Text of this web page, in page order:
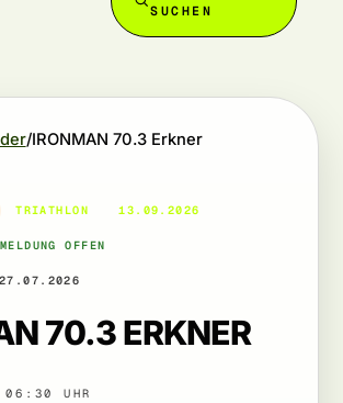
SUCHEN
IRONMAN 70.3 Erkner
TRIATHLON 13.09.2026
OFFEN
27.07.2026
70.3 ERKNER
UHR